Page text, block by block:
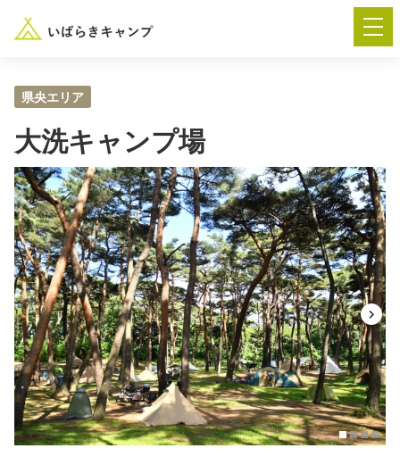
― AUTUMN FESTA 2026 ―
イベント-トップ
“いばらき”のキャンプ場を探す
楽しみ方 新着情報
イベント情報 春夏キャンプ
秋冬キャンプ 山間キャンプ
県央エリア
大洗キャンプ場